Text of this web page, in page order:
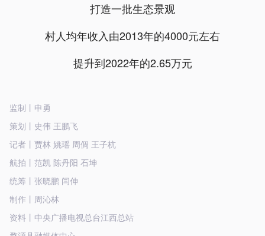
打造一批生态景观
村人均年收入由2013年的4000元左右
提升到2022年的2.65万元
监制丨申勇
策划丨史伟 王鹏飞
记者丨贾林 姚瑶 周倜 王子杭
航拍丨范凯 陈丹阳 石坤
统筹丨张晓鹏 闫伸
制作丨周沁林
资料丨中央广播电视总台江西总站